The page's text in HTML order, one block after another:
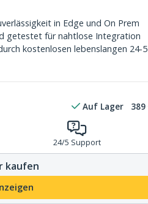
in Edge und On Prem
getestet für nahtlose Integration
kostenlosen lebenslangen 24-5
Auf Lager 389
24/5 Support
kaufen